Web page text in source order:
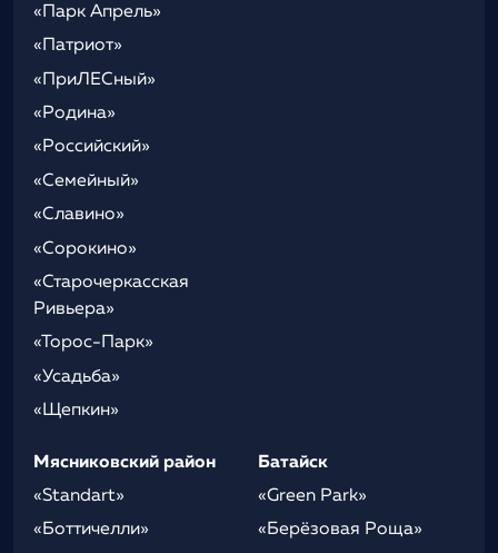
«Парк Апрель»
«Патриот»
«ПриЛЕСный»
«Родина»
«Российский»
«Семейный»
«Славино»
«Сорокино»
«Старочеркасская
Ривьера»
«Торос-Парк»
«Усадьба»
«Щепкин»
Мясниковский район
«Standart»
«Боттичелли»
Батайск
«Green Park»
«Берёзовая Роща»